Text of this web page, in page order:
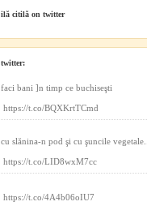
ilă citilă on twitter
twitter:
faci bani ]n timp ce buchiseşti
https://t.co/BQXKrtTCmd
cu slănina-n pod şi cu şuncile vegetale...
https://t.co/LID8wxM7cc
https://t.co/4A4b06oIU7